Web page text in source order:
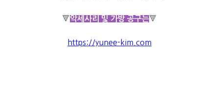
🔻 악세사리 및 가방 공구는🔻
https://yunee-kim.com